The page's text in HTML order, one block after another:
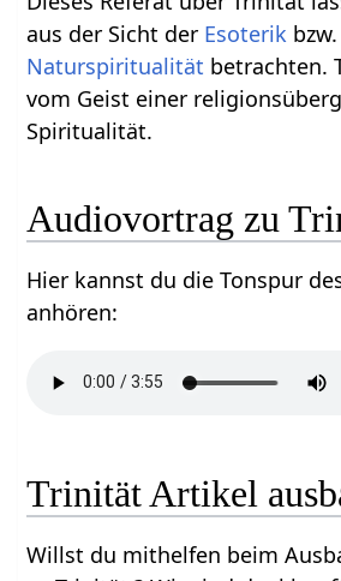
aus der Sicht der Esoterik
Naturspiritualität betrachten.
vom Geist einer
Spiritualität.
Audiovortrag zu
Hier kannst du die Tonspur
anhören:
Trinität Artikel
Willst du mithelfen beim